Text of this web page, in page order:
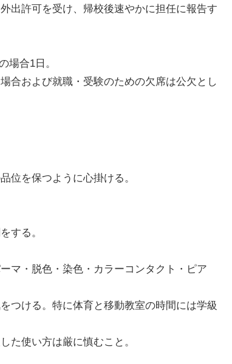
出許可を受け、帰校後速やかに担任に報告す
場合1日。
合および就職・受験のための欠席は公欠とし
位を保つように心掛ける。
する。
マ・脱色・染色・カラーコンタクト・ピア
つける。特に体育と移動教室の時間には学級
た使い方は厳に慎むこと。